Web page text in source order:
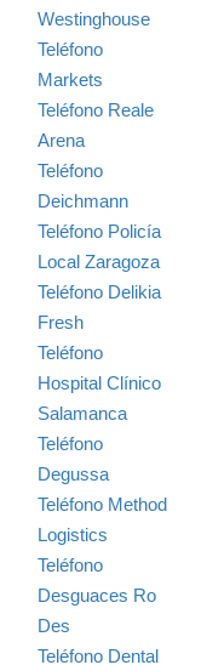
Westinghouse
Teléfono
Markets
Teléfono Reale
Arena
Teléfono
Deichmann
Teléfono Policía
Local Zaragoza
Teléfono Delikia
Fresh
Teléfono
Hospital Clínico
Salamanca
Teléfono
Degussa
Teléfono Method
Logistics
Teléfono
Desguaces Ro
Des
Teléfono Dental